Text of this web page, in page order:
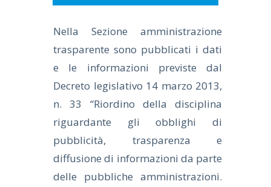
Nella Sezione amministrazione
trasparente sono pubblicati i dati
e le informazioni previste dal
Decreto legislativo 14 marzo 2013,
n. 33 “Riordino della disciplina
riguardante gli obblighi di
pubblicità, trasparenza e
diffusione di informazioni da parte
delle pubbliche amministrazioni.